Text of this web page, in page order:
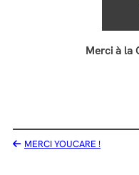
Merci à la
MERCI YOUCARE !